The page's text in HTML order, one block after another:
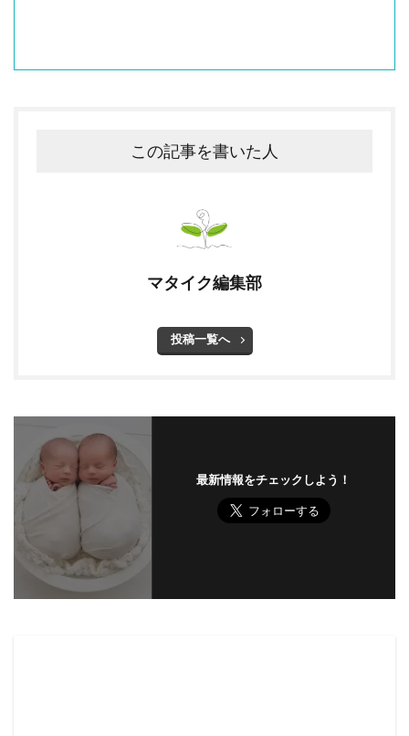
この記事を書いた人
マタイク編集部
投稿一覧へ
最新情報をチェックしよう！